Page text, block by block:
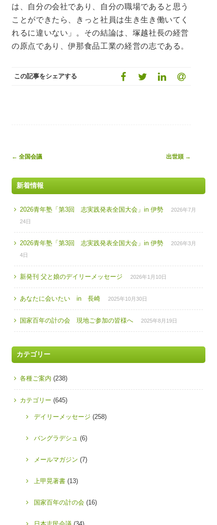
は、自分の会社であり、自分の職場であると思う
ことができたら、きっと社員は生き生き働いてく
れるに違いない」。その結論は、塚越社長の経営
の原点であり、伊那食品工業の経営の志である。
この記事をシェアする
Post
← 全国会議 出世頭 →
新着情報
2026青年塾「第3回 志実践発表全国大会」in 伊勢
2026年7月
24日
2026青年塾「第3回 志実践発表全国大会」in 伊勢
2026年3月
4日
新発刊 父と娘のデイリーメッセージ 2026年1月10日
あなたに会いたい in 長崎 2025年10月30日
国家百年の計の会 現地ご参加の皆様へ 2025年8月19日
カテゴリー
各種ご案内 (238)
カテゴリー (645)
デイリーメッセージ (258)
バングラデシュ (6)
メールマガジン (7)
上甲晃著書 (13)
国家百年の計の会 (16)